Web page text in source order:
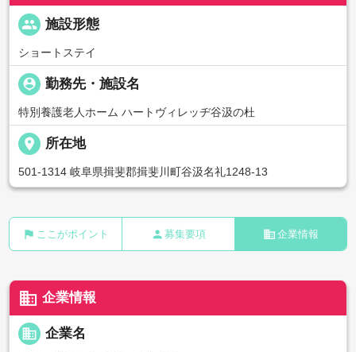
people 施設形態
ショートステイ
person_pin 勤務先・施設名
特別養護老人ホーム ハートヴィレッヂ谷汲の杜
place 所在地
501-1314 岐阜県揖斐郡揖斐川町谷汲名礼1248-13
flag ここがポイント person 募集要項 business 企業情報
business 企業情報
business 企業名